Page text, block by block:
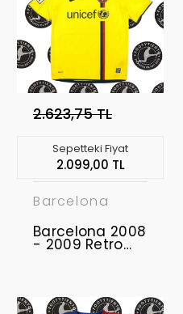
2.623,75 TL
Sepetteki Fiyat
2.099,00 TL
Barcelona
Barcelona 2008
- 2009 Retro